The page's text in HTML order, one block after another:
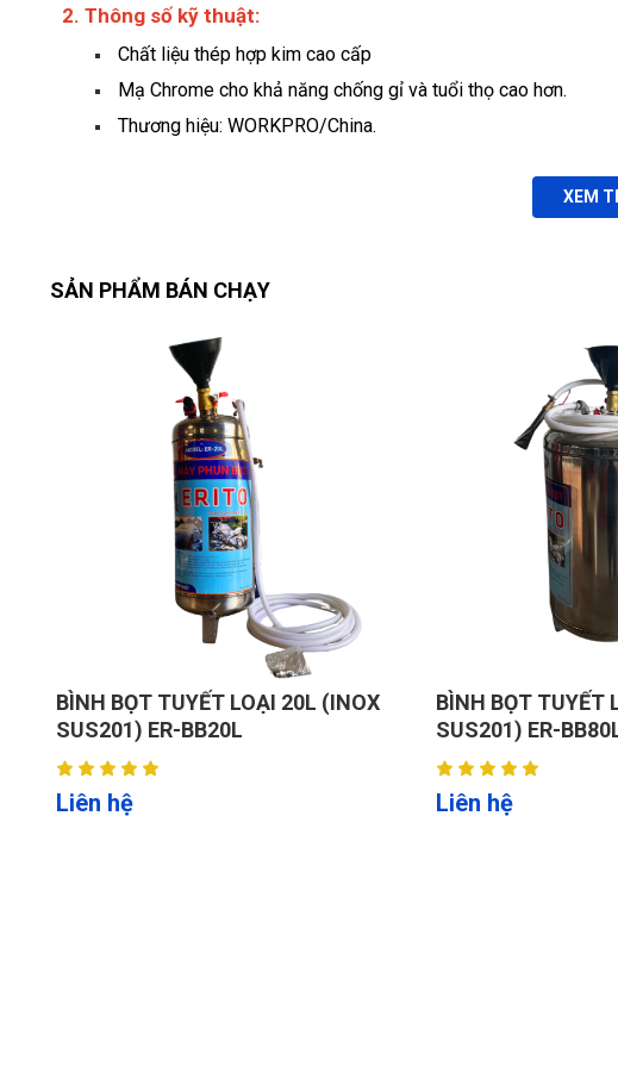
2. Thông số kỹ thuật:
Chất liệu thép hợp kim cao cấp
Mạ Chrome cho khả năng chống gỉ và tuổi thọ cao hơn.
Thương hiệu: WORKPRO/China.
XEM
SẢN PHẨM BÁN CHẠY
BÌNH BỌT TUYẾT LOẠI 20L (INOX
SUS201) ER-BB20L
Liên hệ
BÌNH BỌT TUYẾT
SUS201) ER-
Liên hệ